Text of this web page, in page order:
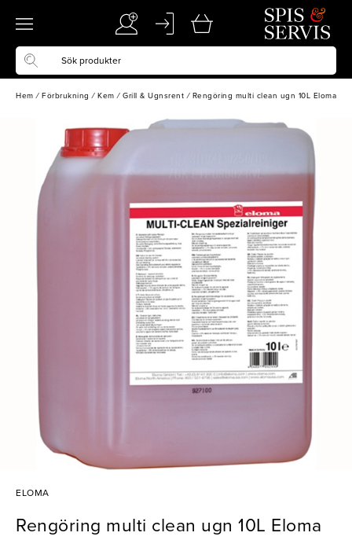
Hem / Förbrukning / Kem / Grill & Ugnsrent / Rengöring multi clean ugn 10L Eloma
ELOMA
Rengöring multi clean ugn 10L Eloma